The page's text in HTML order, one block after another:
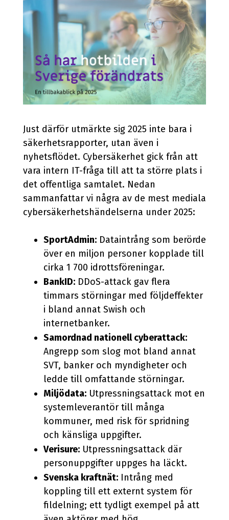
Just därför utmärkte sig 2025 inte bara i
säkerhetsrapporter, utan även i
nyhetsflödet. Cybersäkerhet gick från att
vara intern IT-fråga till att ta större plats i
det offentliga samtalet. Nedan
sammanfattar vi några av de mest mediala
cybersäkerhetshändelserna under 2025:
SportAdmin: Dataintrång som berörde
över en miljon personer kopplade till
cirka 1 700 idrottsföreningar.
BankID: DDoS-attack gav flera
timmars störningar med följdeffekter
i bland annat Swish och
internetbanker.
Samordnad nationell cyberattack:
Angrepp som slog mot bland annat
SVT, banker och myndigheter och
ledde till omfattande störningar.
Miljödata: Utpressningsattack mot en
systemleverantör till många
kommuner, med risk för spridning
och känsliga uppgifter.
Verisure: Utpressningsattack där
personuppgifter uppges ha läckt.
Svenska kraftnät: Intrång med
koppling till ett externt system för
fildelning; ett tydligt exempel på att